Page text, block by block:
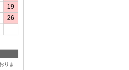
19
26
りま